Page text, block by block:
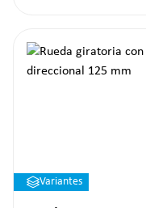
Variantes